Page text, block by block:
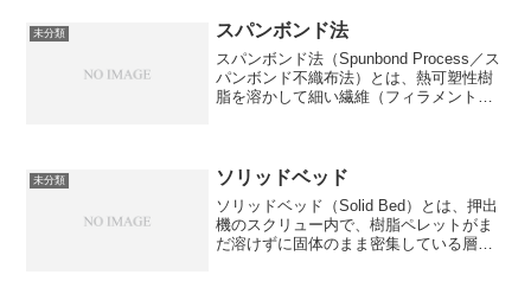
層）」と対...
未分類 スパンボンド法
スパンボンド法（Spunbond Process／ス
パンボンド不織布法）とは、熱可塑性樹
脂を溶かして細い繊維（フィラメント）
建築用透...
未分類 ソリッドベッド
ソリッドベッド（Solid Bed）とは、押出
機のスクリュー内で、樹脂ペレットがま
だ溶けずに固体のまま密集している層の